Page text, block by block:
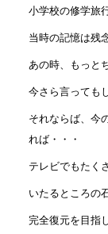
小学校の修学旅
当時の記憶は残
あの時、もっと
今さら言っても
それならば、今
れば・・・
テレビでもたく
いたるところの
完全復元を目指